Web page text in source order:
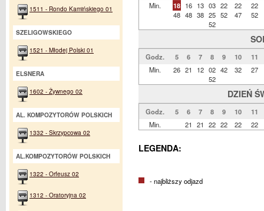
Min.
18
48
16
48
13
38
03
25
52
22
52
22
47
22
52
Godz. 5 6 7 8 9 10
11
Min.
26 21 12 02
52
42 32 27
DZIEŃ
Godz. 5 6 7 8 9 10
11
Min.
21 21 22 22 22 22
LEGENDA:
- najbliższy odjazd
1511 - Rondo Kamińskiego 01
SZELIGOWSKIEGO
1521 - Młodej Polski 01
ELSNERA
1602 - Żywnego 02
AL. KOMPOZYTORÓW POLSKICH
1332 - Skrzypcowa 02
AL.KOMPOZYTORÓW POLSKICH
1322 - Orfeusz 02
1312 - Oratoryjna 02